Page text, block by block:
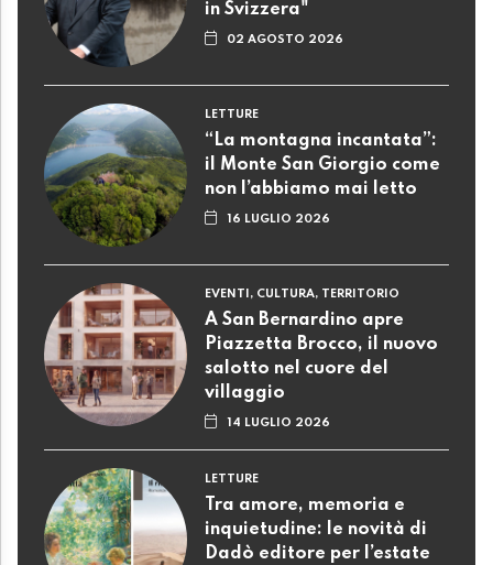
in Svizzera"
02 AGOSTO 2026
LETTURE
“La montagna incantata”:
il Monte San Giorgio come
non l’abbiamo mai letto
16 LUGLIO 2026
EVENTI, CULTURA, TERRITORIO
A San Bernardino apre
Piazzetta Brocco, il nuovo
salotto nel cuore del
villaggio
14 LUGLIO 2026
LETTURE
Tra amore, memoria e
inquietudine: le novità di
Dadò editore per l’estate